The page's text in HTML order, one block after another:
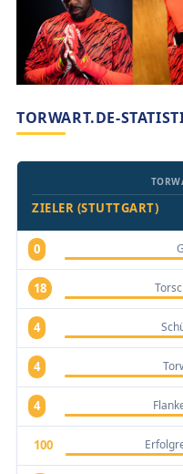
TORWART.DE-
ZIELER (STUTTGART)
0
18
4
4
4
100